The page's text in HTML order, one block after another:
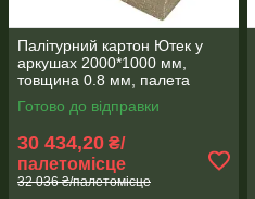
Палітурний картон Ютек у
аркушах 2000*1000 мм,
товщина 0.8 мм, палета
500кг (КПЛ-2000*1000-
0.8/500-1)
Готово до відправки
30 434,20 ₴/
палетомісце
32 036 ₴/палетомісце